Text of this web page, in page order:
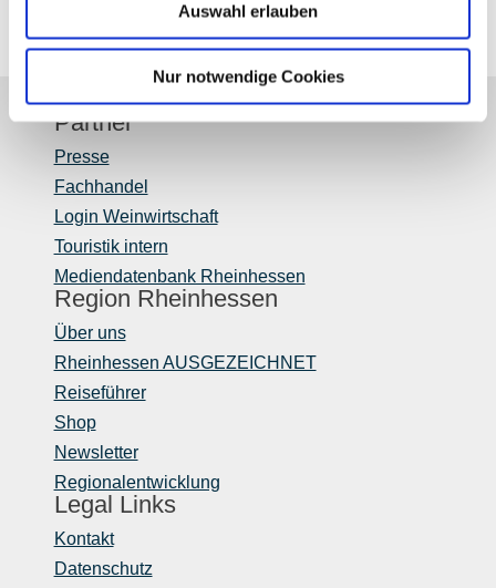
Auswahl erlauben
Nur notwendige Cookies
Partner
Presse
Fachhandel
Login Weinwirtschaft
Touristik intern
Mediendatenbank Rheinhessen
Region Rheinhessen
Über uns
Rheinhessen AUSGEZEICHNET
Reiseführer
Shop
Newsletter
Regionalentwicklung
Legal Links
Kontakt
Datenschutz